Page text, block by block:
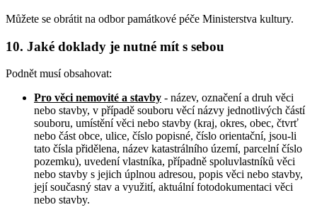
Můžete se obrátit na odbor památkové péče Ministerstva kultury.
10. Jaké doklady je nutné mít s sebou
Podnět musí obsahovat:
Pro věci nemovité a stavby - název, označení a druh věci
nebo stavby, v případě souboru věcí názvy jednotlivých částí
souboru, umístění věci nebo stavby (kraj, okres, obec, čtvrť
nebo část obce, ulice, číslo popisné, číslo orientační, jsou-li
tato čísla přidělena, název katastrálního území, parcelní číslo
pozemku), uvedení vlastníka, případně spoluvlastníků věci
nebo stavby s jejich úplnou adresou, popis věci nebo stavby,
její současný stav a využití, aktuální fotodokumentaci věci
nebo stavby.